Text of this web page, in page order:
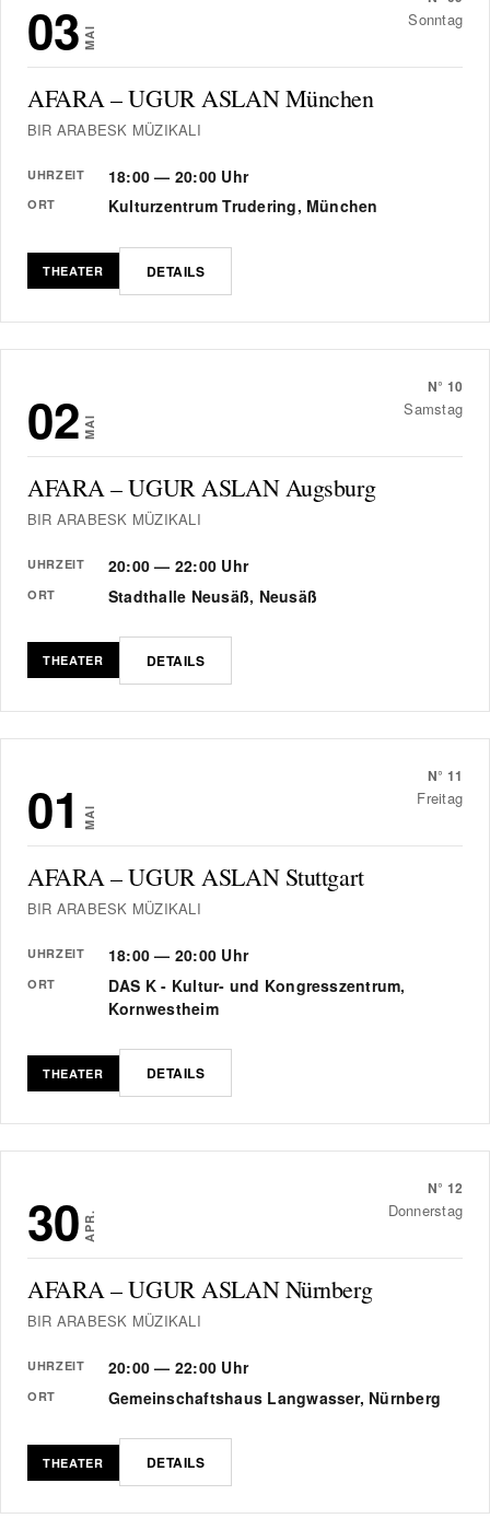
03 MAI
Sonntag
AFARA – UGUR ASLAN München
BIR ARABESK MÜZIKALI
UHRZEIT 18:00 — 20:00 Uhr
ORT Kulturzentrum Trudering, München
THEATER DETAILS
N° 10
02 MAI
Samstag
AFARA – UGUR ASLAN Augsburg
BIR ARABESK MÜZIKALI
UHRZEIT 20:00 — 22:00 Uhr
ORT Stadthalle Neusäß, Neusäß
THEATER DETAILS
N° 11
01 MAI
Freitag
AFARA – UGUR ASLAN Stuttgart
BIR ARABESK MÜZIKALI
UHRZEIT 18:00 — 20:00 Uhr
ORT
DAS K - Kultur- und Kongresszentrum,
Kornwestheim
THEATER DETAILS
N° 12
30APR. Donnerstag
AFARA – UGUR ASLAN Nürnberg
BIR ARABESK MÜZIKALI
UHRZEIT 20:00 — 22:00 Uhr
ORT Gemeinschaftshaus Langwasser, Nürnberg
THEATER DETAILS